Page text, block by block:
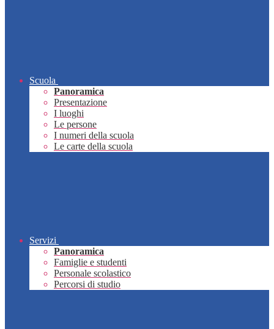
Scuola
Panoramica
Presentazione
I luoghi
Le persone
I numeri della scuola
Le carte della scuola
Servizi
Panoramica
Famiglie e studenti
Personale scolastico
Percorsi di studio